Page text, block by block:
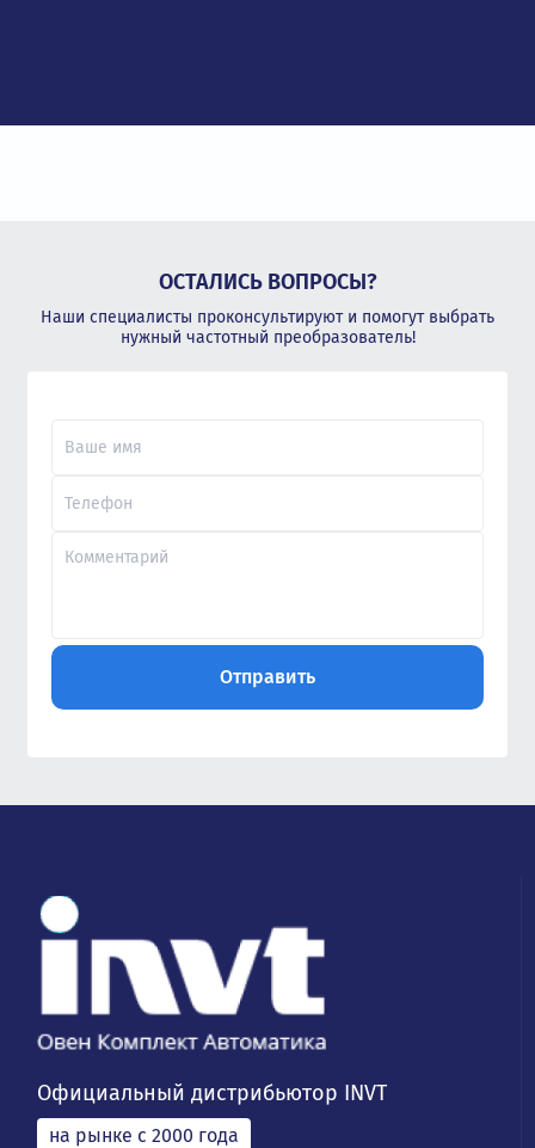
ОСТАЛИСЬ ВОПРОСЫ?
Наши специалисты проконсультируют и помогут выбрать
нужный частотный преобразователь!
Официальный дистрибьютор INVT
на рынке с 2000 года